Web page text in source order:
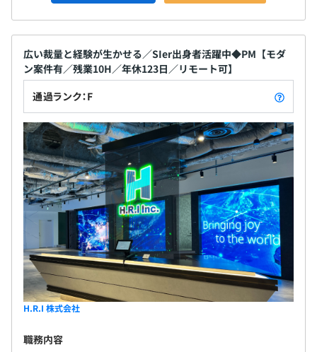
広い裁量と経験が生かせる／SIer出身者活躍中◆PM【モダ
ン案件有／残業10H／年休123日／リモート可】
通過ランク：F
H.R.I 株式会社
職務内容